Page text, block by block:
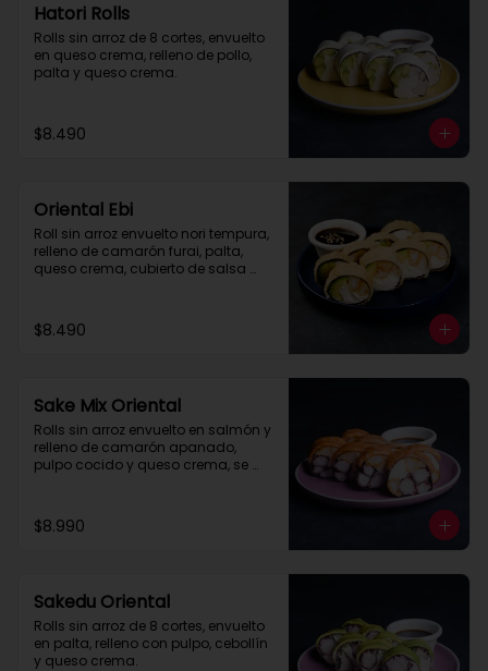
Hatori Rolls
Rolls sin arroz de 8 cortes, envuelto
en queso crema, relleno de pollo,
palta y queso crema.
$8.490
Oriental Ebi
Roll sin arroz envuelto nori tempura,
relleno de camarón furai, palta,
queso crema, cubierto de salsa
$8.490
Sake Mix Oriental
Rolls sin arroz envuelto en salmón y
relleno de camarón apanado,
pulpo cocido y queso crema, se
$8.990
Sakedu Oriental
Rolls sin arroz de 8 cortes, envuelto
en palta, relleno con pulpo, cebollín
y queso crema.